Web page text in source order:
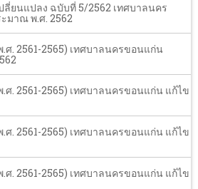
ยนแปลง ฉบับที่ 5/2562 เทศบาลนคร
มาณ พ.ศ. 2562
. 2561-2565) เทศบาลนครขอนแก่น
. 2561-2565) เทศบาลนครขอนแก่น แก้ไข
. 2561-2565) เทศบาลนครขอนแก่น แก้ไข
. 2561-2565) เทศบาลนครขอนแก่น แก้ไข